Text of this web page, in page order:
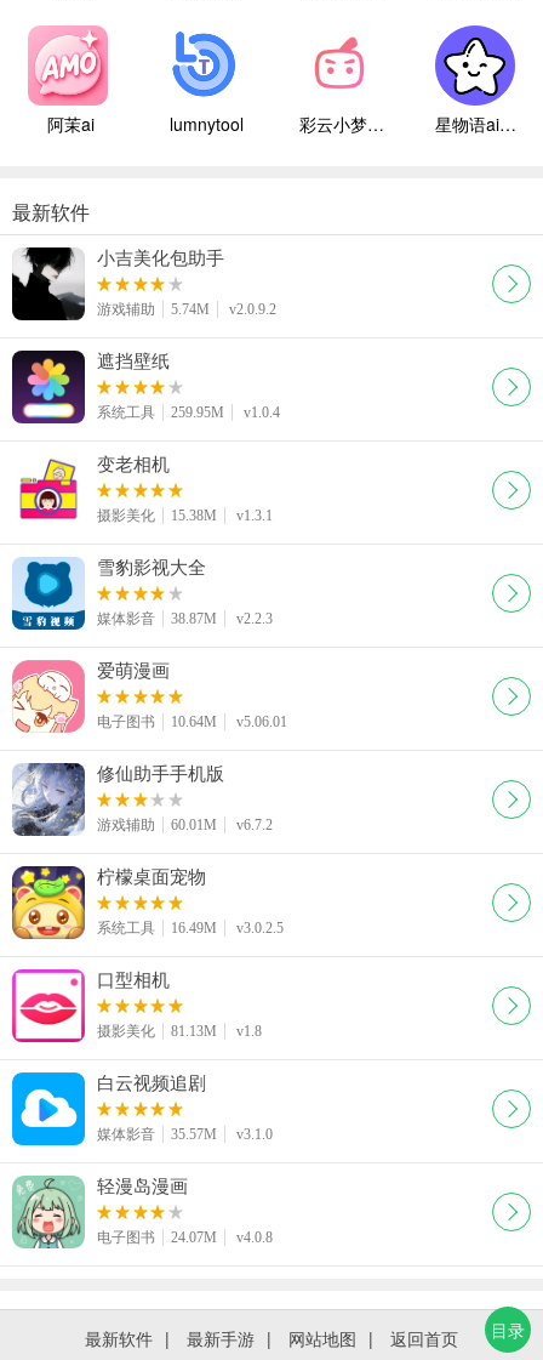
阿茉ai lumnytool 彩云小梦国际版 星物语ai聊天
最新软件
小吉美化包助手
游戏辅助 5.74M v2.0.9.2
遮挡壁纸
系统工具 259.95M v1.0.4
变老相机
摄影美化 15.38M v1.3.1
雪豹影视大全
媒体影音 38.87M v2.2.3
爱萌漫画
电子图书 10.64M v5.06.01
修仙助手手机版
游戏辅助 60.01M v6.7.2
柠檬桌面宠物
系统工具 16.49M v3.0.2.5
口型相机
摄影美化 81.13M v1.8
白云视频追剧
媒体影音 35.57M v3.1.0
轻漫岛漫画
电子图书 24.07M v4.0.8
最新软件 | 最新手游 | 网站地图 | 返回首页 目录